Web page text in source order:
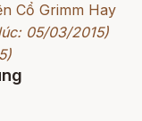
Cổ Grimm Hay
05/03/2015)